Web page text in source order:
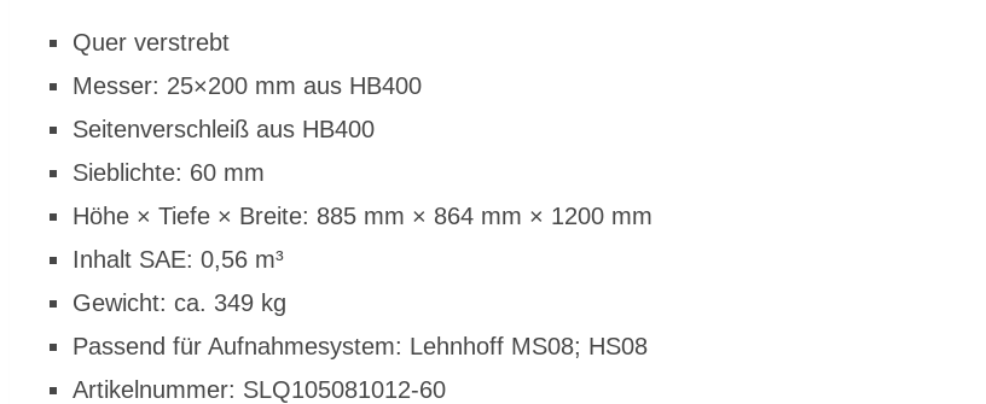
Quer ver­strebt
Mes­ser: 25×200 mm aus HB400
Sei­ten­ver­schleiß aus HB400
Sieb­lich­te: 60 mm
Höhe × Tie­fe × Brei­te: 885 mm × 864 mm × 1200 mm
In­halt SAE: 0,56 m³
Ge­wicht: ca. 349 kg
Pas­send für Auf­nah­me­sys­tem: Lehn­hoff MS08; HS08
Ar­ti­kel­num­mer: SLQ105081012-60